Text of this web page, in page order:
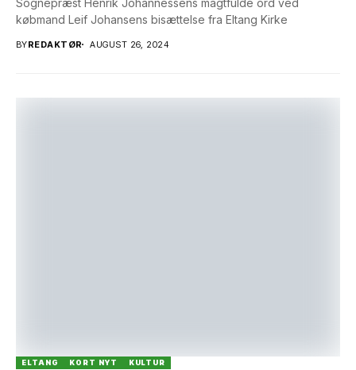
købmand Leif Johansens bisættelse fra Eltang Kirke
BYREDAKTØR AUGUST 26, 2024
ELTANG KORT NYT KULTUR